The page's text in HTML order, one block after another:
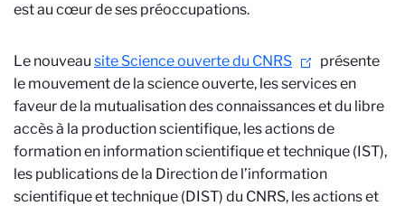
est au cœur de ses préoccupations.
Le nouveau site Science ouverte du CNRS
présente
le mouvement de la science ouverte, les servicesen
faveur de la mutualisation des connaissances et du libre
accès à la production scientifique, les actions de
formation en information scientifique et technique (IST),
les publications de la Direction de l’information
scientifique et technique (DIST) du CNRS, les actions et